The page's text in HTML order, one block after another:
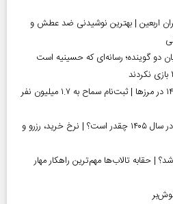
اربعین | بهترین نوشیدنی ضد عطش و
دو گوینده؛ رسانه‌ای که حسینیه است
آغاز رسمی برنامه‌های اربعین ۱۴۰۵ در مرز‌ها | ثبت‌نام سماح به ۱.۷ میلیون نفر
قیمت قبر در بهشت زهرا (س) در سال ۱۴۰۵ چقدر است؟ | نرخ خرید، رزرو و
| حقابه تالاب‌ها مهم‌ترین راهکار مهار